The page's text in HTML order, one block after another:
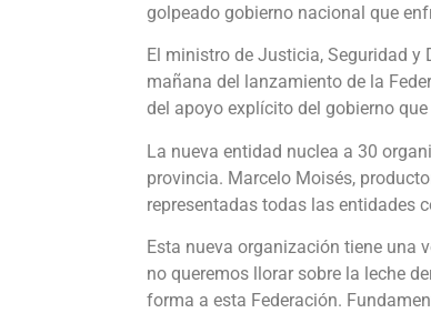
golpeado gobierno nacional que
El ministro de Justicia, Seguridad
mañana del lanzamiento de la
del apoyo explícito del gobierno
La nueva entidad nuclea a 30
provincia. Marcelo Moisés,
representadas todas las entidades
Esta nueva organización tiene una
no queremos llorar sobre la leche
forma a esta Federación.